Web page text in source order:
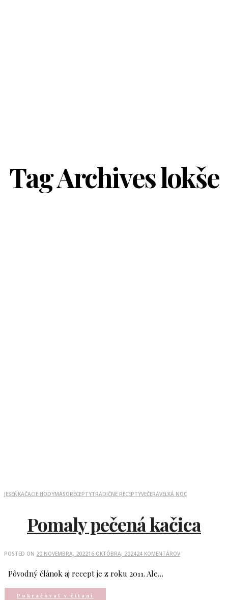
Tag Archiveslokše
JESEŇKAČACIE HODYMÄSORECEPTYTRADIČNÉ RECEPTYVEČERAVEĽKÁ NOC
Pomaly pečená kačica
POSTED ON 20 NOVEMBRA, 202216 OKTÓBRA, 202424 KOMENTÁROV
Pôvodný článok aj recept je z roku 2011. Ale…
Pokračovať v čítaní